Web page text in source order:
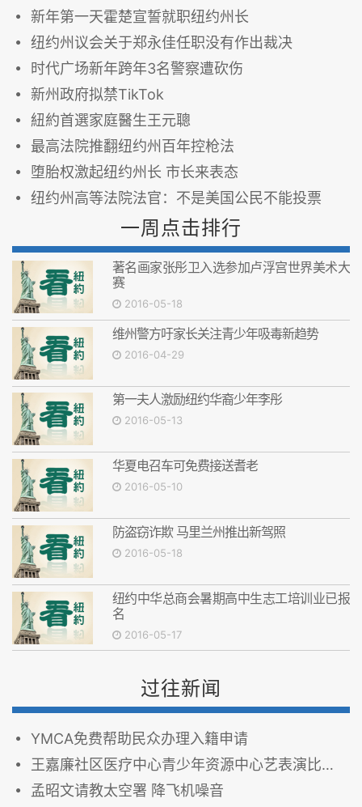
新年第一天霍楚宣誓就职纽约州长
纽约州议会关于郑永佳任职没有作出裁决
时代广场新年跨年3名警察遭砍伤
新州政府拟禁TikTok
紐約首選家庭醫生王元聰
最高法院推翻纽约州百年控枪法
堕胎权激起纽约州长 市长来表态
纽约州高等法院法官：不是美国公民不能投票
一周点击排行
著名画家张彤卫入选参加卢浮宫世界美术大
赛
2016-05-18
维州警方吁家长关注青少年吸毒新趋势
2016-04-29
第一夫人激励纽约华裔少年李彤
2016-05-13
华夏电召车可免费接送耆老
2016-05-10
防盗窃诈欺 马里兰州推出新驾照
2016-05-18
纽约中华总商会暑期高中生志工培训业已报
名
2016-05-17
过往新闻
YMCA免费帮助民众办理入籍申请
王嘉廉社区医疗中心青少年资源中心艺表演比赛及影片播放活动
孟昭文请教太空署 降飞机噪音